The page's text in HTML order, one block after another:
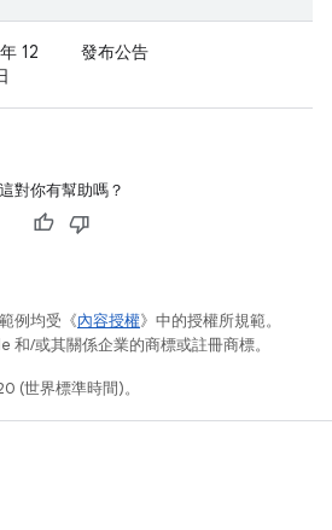
12
發布公告
這對你有幫助嗎？
例均受《內容授權》中的授權所規範。
和/或其關係企業的商標或註冊商標。
(世界標準時間)。